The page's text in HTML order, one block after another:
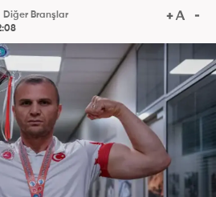
Diğer Branşlar